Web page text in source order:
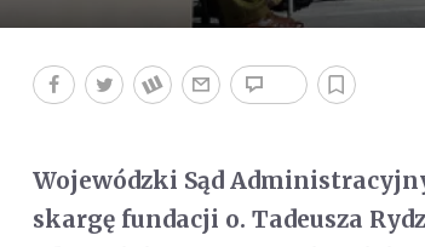
Wojewódzki Sąd
skargę fundacji o. Tadeusza